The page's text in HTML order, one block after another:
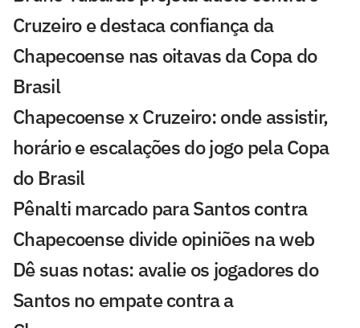
Cruzeiro e destaca confiança da
Chapecoense nas oitavas da Copa do
Brasil
Chapecoense x Cruzeiro: onde assistir,
horário e escalações do jogo pela Copa
do Brasil
Pênalti marcado para Santos contra
Chapecoense divide opiniões na web
Dê suas notas: avalie os jogadores do
Santos no empate contra a